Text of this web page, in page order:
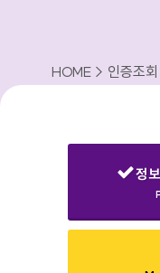
HOME > 인증조
정